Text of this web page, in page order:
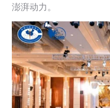
澎湃动力。